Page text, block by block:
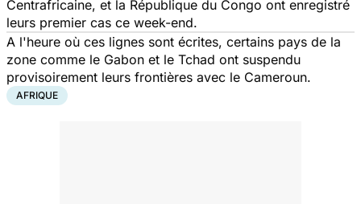
Centrafricaine, et la République du Congo ont enregistré
leurs premier cas ce week-end.
A l'heure où ces lignes sont écrites, certains pays de la
zone comme le Gabon et le Tchad ont suspendu
provisoirement leurs frontières avec le Cameroun.
AFRIQUE